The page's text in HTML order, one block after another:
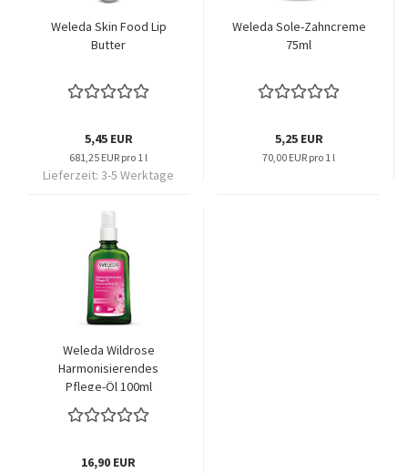
Weleda Skin Food Lip
Butter
5,45 EUR
681,25 EUR pro 1 l
Lieferzeit: 3-5 Werktage
Weleda Sole-Zahncreme
75ml
5,25 EUR
70,00 EUR pro 1 l
Weleda Wildrose
Harmonisierendes
Pflege-Öl 100ml
16,90 EUR